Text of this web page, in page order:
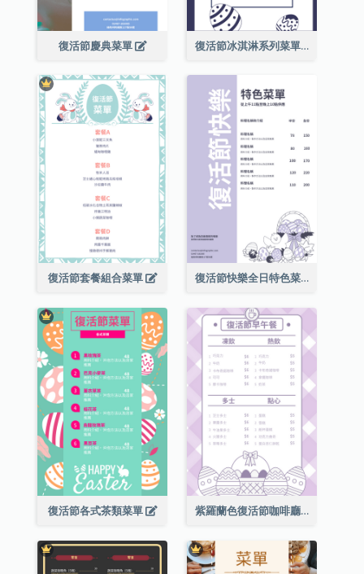
復活節慶典菜單 復活節冰淇淋系列菜單
復活節套餐組合菜單 復活節快樂全日特色菜單
復活節各式茶類菜單 紫羅蘭色復活節咖啡廳菜單